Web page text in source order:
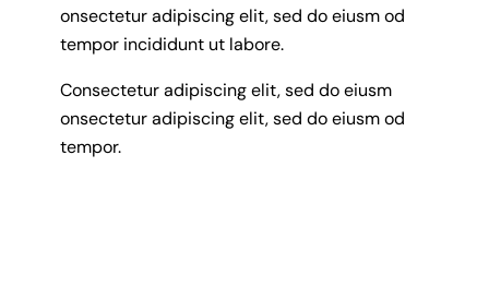
onsectetur adipiscing elit, sed do eiusm od
tempor incididunt ut labore.
Consectetur adipiscing elit, sed do eiusm
onsectetur adipiscing elit, sed do eiusm od
tempor.